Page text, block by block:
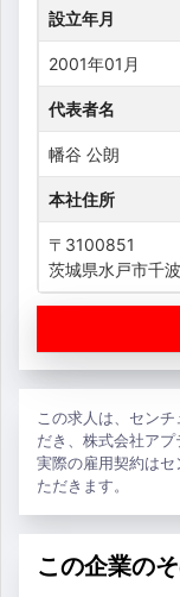
設立年月
2001年01月
代表者名
幡谷 公朗
本社住所
〒3100851
茨城県水戸市千
この求人は、セン
だき、株式会社アプ
実際の雇用契約は
ただきます。
この企業の